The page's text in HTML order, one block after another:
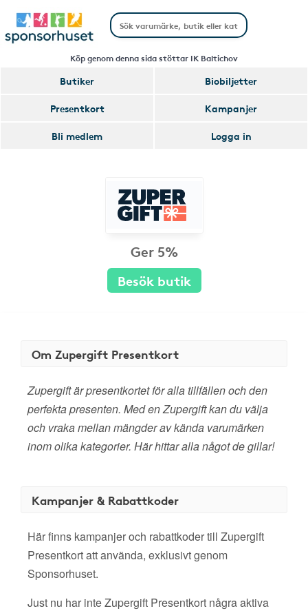
Köp genom denna sida stöttar IK Baltichov
Butiker
Biobiljetter
Presentkort
Kampanjer
Bli medlem
Logga in
Ger 5%
Besök butik
Om Zupergift Presentkort
Zupergift är presentkortet för alla tillfällen och den
perfekta presenten. Med en Zupergift kan du välja
och vraka mellan mängder av kända varumärken
inom olika kategorier. Här hittar alla något de gillar!
Kampanjer & Rabattkoder
Här finns kampanjer och rabattkoder till Zupergift
Presentkort att använda, exklusivt genom
Sponsorhuset.
Just nu har inte Zupergift Presentkort några aktiva